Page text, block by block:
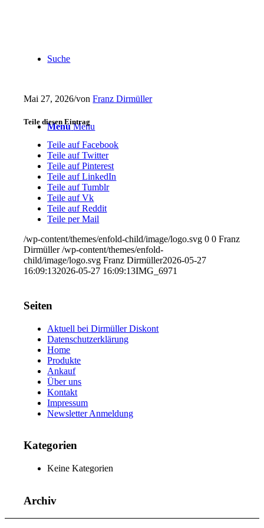
Suche
Menu Menu
Mai 27, 2026/vonFranz Dirmüller
Teile diesen Eintrag
Teile auf Facebook
Teile auf Twitter
Teile auf Pinterest
Teile auf LinkedIn
Teile auf Tumblr
Teile auf Vk
Teile auf Reddit
Teile per Mail
/wp-content/themes/enfold-child/image/logo.svg 0 0 Franz
Dirmüller /wp-content/themes/enfold-
child/image/logo.svg Franz Dirmüller2026-05-27
16:09:132026-05-27 16:09:13IMG_6971
Seiten
Aktuell bei Dirmüller Diskont
Datenschutzerklärung
Home
Produkte
Ankauf
Über uns
Kontakt
Impressum
Newsletter Anmeldung
Kategorien
Keine Kategorien
Archiv